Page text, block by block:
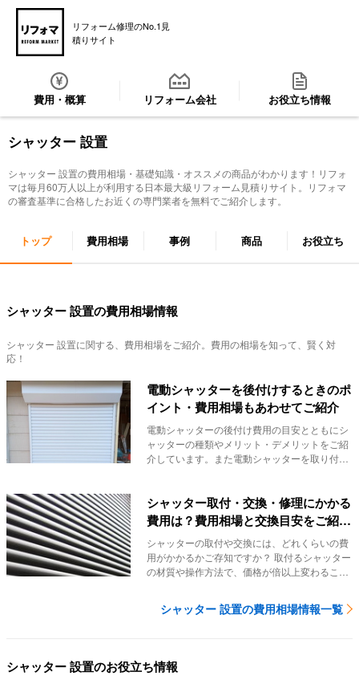
リフォーム修理のNo.1見
積りサイト
費用・概算 リフォーム会社 お役立ち情報
シャッター 設置
シャッター 設置の費用相場・基礎知識・オススメの商品がわかります！リフォ
マは毎月60万人以上が利用する日本最大級リフォーム見積りサイト。リフォマ
の審査基準に合格したお近くの専門業者を無料でご紹介します。
トップ 費用相場 事例 商品 お役立ち
シャッター 設置の費用相場情報
シャッター 設置に関する、費用相場をご紹介。費用の相場を知って、賢く対
応！
電動シャッターを後付けするときのポ
イント・費用相場もあわせてご紹介
電動シャッターの後付け費用の目安とともにシ
ャッターの種類やメリット・デメリットをご紹
介しています。また電動シャッターを取り付け
シャッター取付・交換・修理にかかる
費用は？費用相場と交換目安をご紹介
【事例紹介あり】
シャッターの取付や交換には、どれくらいの費
用がかかるかご存知ですか？ 取付るシャッター
の材質や操作方法で、価格が倍以上変わること
シャッター 設置の費用相場情報一覧
シャッター 設置のお役立ち情報